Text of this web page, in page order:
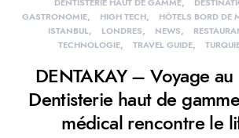
DENTISTERIE HAUT DE GAMME
GASTRONOMIE
HIGH TECH HÔTELS BORD DE
ISTANBUL
LONDRES NEWS
TECHNOLOGIE
TRAVEL GUIDE
DENTAKAY – Voyage
Dentisterie haut de
médical rencontre le